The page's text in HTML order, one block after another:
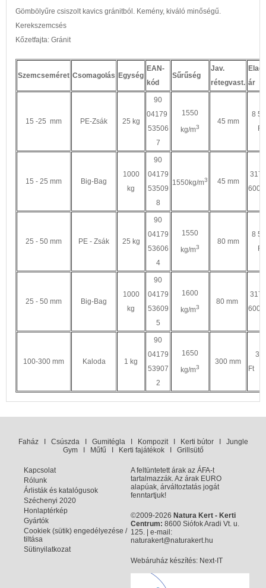
Gömbölyűre csiszolt kavics gránitból. Kemény, kiváló minőségű.
Kerekszemcsés
Kőzetfajta: Gránit
Szemcseméret Csomagolás Egység
EAN-
kód
Sűrűség
Jav.
rétegvast. ár
15 -25 mm PE-Zsák 25 kg
90
04179
53506
7
1550
kg/m3
45 mm
8
Ft
15 - 25 mm Big-Bag
1000
kg
90
04179
53509
8
1550kg/m3 45 mm
317
600
25 - 50 mm PE - Zsák 25 kg
90
04179
53606
4
1550
kg/m3
80 mm
8
Ft
25 - 50 mm Big-Bag
1000
kg
90
04179
53609
5
1600
kg/m3
80 mm
317
600
100-300 mm Kaloda 1 kg
90
04179
53907
2
1650
kg/m3
300 mm
Ft
FaházI CsúszdaI GumitéglaI KompozitI Kerti bútorI Jungle
GymI Műfű Kerti fajátékokI Grillsütő
Kapcsolat
Rólunk
Árlisták és katalógusok
Széchenyi 2020
Honlaptérkép
Gyártók
Cookiek (sütik) engedélyezése /
tiltása
Sütinyilatkozat
A feltüntetett árak az ÁFA-t
tartalmazzák. Az árak EURO
alapúak, árváltoztatás jogát
fenntartjuk!
©2009-2026 Natura Kert - Kerti
Centrum: 8600 Siófok Aradi Vt. u.
125. | e-mail:
naturakert@naturakert.hu
Webáruház készítés: Next-IT